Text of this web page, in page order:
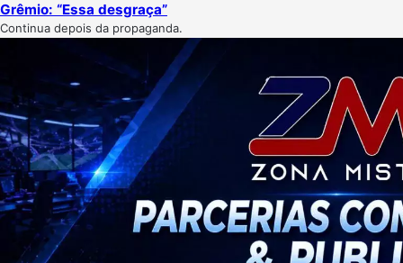
Grêmio: “Essa desgraça”
Continua depois da propaganda.